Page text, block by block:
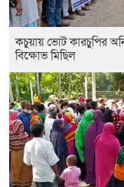
কচুয়ায় ভোট কারচুপির
বিক্ষোভ মিছিল